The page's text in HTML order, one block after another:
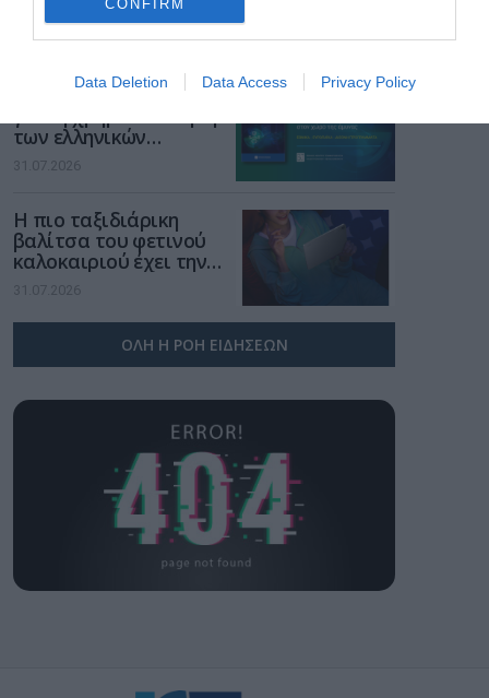
CONFIRM
Data Deletion Data Access Privacy Policy
δεν είναι απλώς μια
νέα τεχνολογία, είναι
επανάσταση»
31.07.2026
Νέος οδηγός του ΕΚΤ
των ελληνικών
επιχειρήσεων στον
χώρο της άμυνας
31.07.2026
Η πιο ταξιδιάρικη
βαλίτσα του φετινού
καλοκαιριού έχει την
υπογραφή της Xiaomi
31.07.2026
ΟΛΗ Η ΡΟΗ ΕΙΔΗΣΕΩΝ